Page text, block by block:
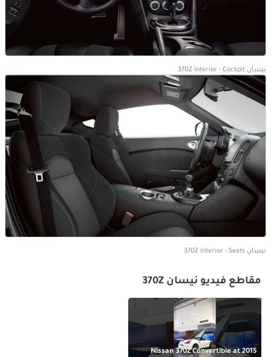
نيسان 370Z interior - Cockpit
نيسان 370Z interior - Seats
مقاطع فيديو نيسان 370Z
2015 Nissan 370Z Convertible at